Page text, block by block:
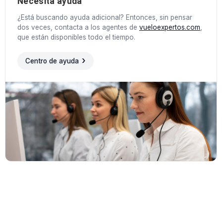
¿Está buscando ayuda adicional? Entonces, sin pensar
dos veces, contacta a los agentes de vueloexpertos.com
que están disponibles todo el tiempo.
Centro de ayuda